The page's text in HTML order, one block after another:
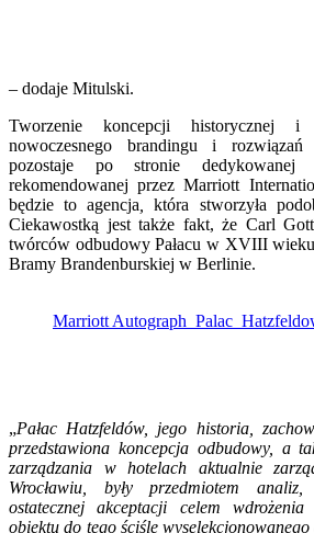
– dodaje Mitulski.
Tworzenie koncepcji historycznej
nowoczesnego brandingu i
pozostaje po stronie dedykowanej
rekomendowanej przez Marriott
będzie to agencja ,która stworzyła
Ciekawostką jest także fakt, że Carl
twórców odbudowy Pałacu w XVIII
Bramy Brandenburskiej w Berlinie.
Marriott
„Pałac Hatzfeldów, jego historia,
przedstawiona koncepcja odbudowy, a
zarządzania w hotelach aktualnie
Wrocławiu, były przedmiotem
ostatecznej akceptacji celem
obiektu do tego ściśle